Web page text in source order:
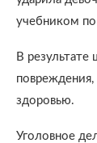
учебником по
В
здоровью.
Уголовное